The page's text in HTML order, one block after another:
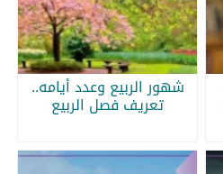
شهور الربيع وعدد أيامه..
تعريف فصل الربيع